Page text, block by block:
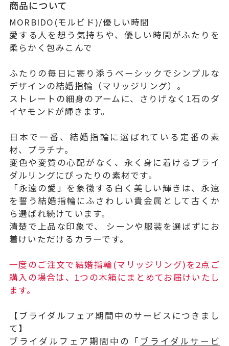
商品について
MORBIDO(モルビド)/優しい時間
愛する人を想う気持ちや、優しい時間がふたりを
柔らかく包みこんで
ふたりの毎日に寄り添うベーシックでシンプルな
デザインの結婚指輪（マリッジリング）。
ストレートの細身のアームに、さりげなく1石のダ
イヤモンドが輝きます。
日本で一番、結婚指輪に選ばれている定番の素
材、プラチナ。
変色や変質の心配がなく、永く身に着けるブライ
ダルリングにぴったりの素材です。
「永遠の愛」を象徴する白く美しい輝きは、永遠
を誓う結婚指輪にふさわしい貴金属として古くか
ら選ばれ続けています。
清楚で上品な印象で、 シーンや服装を選ばずにお
着けいただけるカラーです。
一度のご注文で結婚指輪(マリッジリング)を2点ご
購入の場合は、1つの木箱にまとめてお届けいたし
ます。
【ブライダルフェア期間中のサービスにつきまし
て】
ブライダルフェア期間中の「 ブライダルサービ